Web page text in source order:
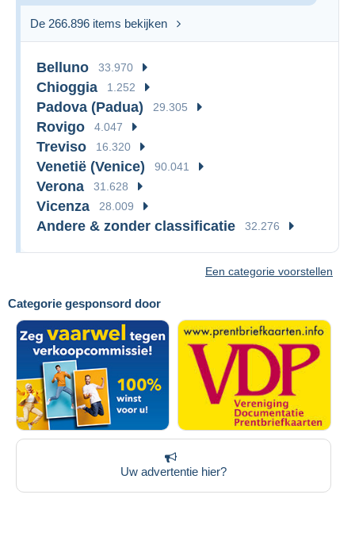
Categorie gesponsord door
Uw advertentie hier?
De 266.896 items bekijken
Belluno 33.970
Chioggia 1.252
Padova (Padua) 29.305
Rovigo 4.047
Treviso 16.320
Venetië (Venice) 90.041
Verona 31.628
Vicenza 28.009
Andere & zonder classificatie 32.276
Een categorie voorstellen